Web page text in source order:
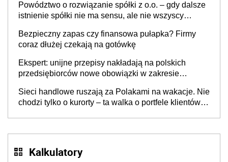
Powództwo o rozwiązanie spółki z o.o. – gdy dalsze
istnienie spółki nie ma sensu, ale nie wszyscy
Bezpieczny zapas czy finansowa pułapka? Firmy
coraz dłużej czekają na gotówkę
Ekspert: unijne przepisy nakładają na polskich
przedsiębiorców nowe obowiązki w zakresie
Sieci handlowe ruszają za Polakami na wakacje. Nie
chodzi tylko o kurorty – ta walka o portfele klientów
Kalkulatory